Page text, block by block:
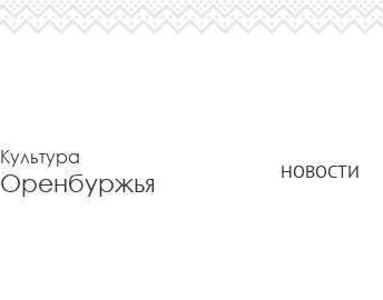
Культура
Оренбуржья НОВОСТИ